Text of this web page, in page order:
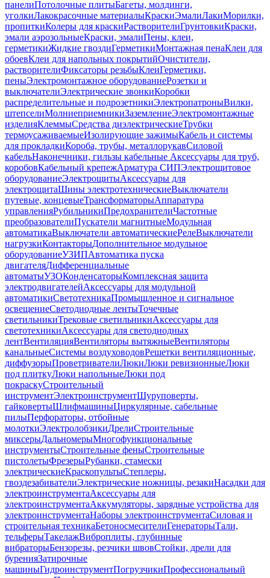
панелиПотолочные плитыБагеты, молдинги,
уголкиЛакокрасочные материалыКраскиЭмалиЛакиМорилки,
пропиткиКолеры для краскиРастворителиГрунтовкиКраски,
эмали аэрозольныеКраски, эмалиПены, клеи,
герметикиЖидкие гвоздиГерметикиМонтажная пенаКлеи для
обоевКлеи для напольных покрытийОчистители,
растворителиФиксаторы резьбыКлеиГерметики,
пеныЭлектромонтажное оборудованиеРозетки и
выключателиЭлектрические звонкиКоробки
распределительные и подрозетникиЭлектропатроныВилки,
штепселиМолниеприемникиЗаземлениеЭлектромонтажные
изделияКлеммыСредства диэлектрическиеТрубки
термоусаживаемыеИзолирующие зажимыКабель и системы
для прокладкиКороба, трубы, металлорукавСиловой
кабельНаконечники, гильзы кабельные Аксессуары для труб,
коробовКабельный крепежАрматура СИПЭлектрощитовое
оборудованиеЭлектрощитыАксессуары для
электрощитаШины электротехническиеВыключатели
путевые, концевыеТрансформаторыАппаратура
управленияРубильникиПредохранителиЧастотные
преобразователиПускатели магнитныеМодульная
автоматикаВыключатели автоматическиеРелеВыключатели
нагрузкиКонтакторыДополнительное модульное
оборудованиеУЗИПАвтоматика пуска
двигателяДифференциальные
автоматыУЗОКонденсаторыКомплексная защита
электродвигателейАксессуары для модульной
автоматикиСветотехникаПромышленное и сигнальное
освещениеСветодиодные лентыТочечные
светильникиТрековые светильникиАксессуары для
светотехникиАксессуары для светодиодных
лентВентиляцияВентиляторы вытяжныеВентиляторы
канальныеСистемы воздуховодовРешетки вентиляционные,
диффузорыПроветривателиЛюкиЛюки ревизионныеЛюки
под плиткуЛюки напольныеЛюки под
покраскуСтроительный
инструментЭлектроинструментШуруповерты,
гайковертыШлифмашиныЦиркулярные, сабельные
пилыПерфораторы, отбойные
молоткиЭлектролобзикиДрелиСтроительные
миксерыДальномерыМногофункциональные
инструментыСтроительные феныСтроительные
пистолетыФрезерыРубанки, стамески
электрическиеКраскопультыСтеплеры,
гвоздезабивателиЭлектрические ножницы, резакиНасадки для
электроинструментаАксессуары для
электроинструментаАккумуляторы, зарядные устройства для
электроинструментаНаборы электроинструментаСиловая и
строительная техникаБетоносмесителиГенераторыТали,
тельферыТакелажВиброплиты, глубинные
вибраторыБензорезы, резчики швовСтойки, дрели для
буренияЗатирочные
машиныГидроинструментПогрузчикиПрофессиональный